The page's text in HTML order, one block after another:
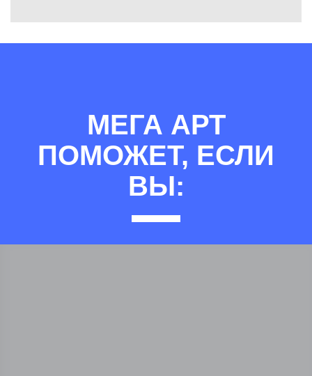
МЕГА АРТ
ПОМОЖЕТ, ЕСЛИ
ВЫ: